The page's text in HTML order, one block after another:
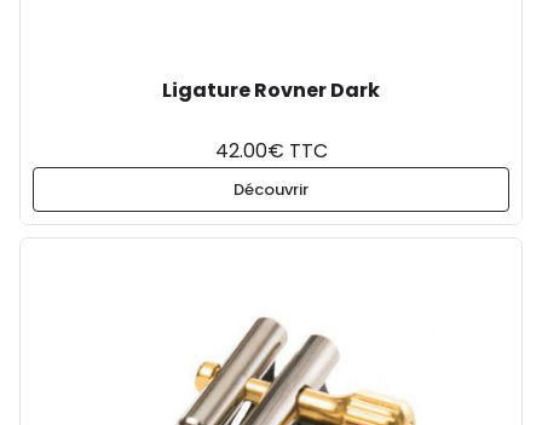
Ligature Rovner Dark
42.00€ TTC
Découvrir